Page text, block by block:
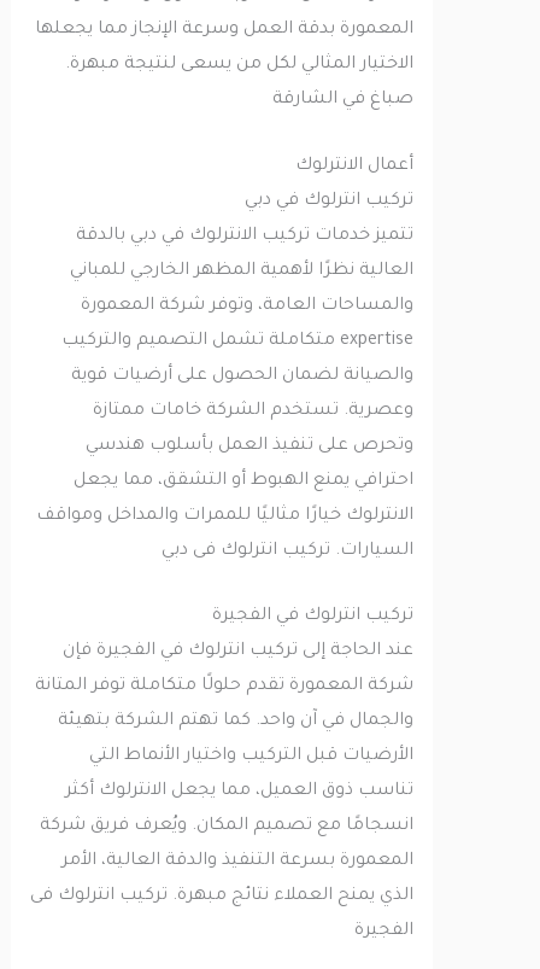
المعمورة بدقة العمل وسرعة الإنجاز مما يجعلها
الاختيار المثالي لكل من يسعى لنتيجة مبهرة.
صباغ في الشارقة
أعمال الانترلوك
تركيب انترلوك في دبي
تتميز خدمات تركيب الانترلوك في دبي بالدقة
العالية نظرًا لأهمية المظهر الخارجي للمباني
والمساحات العامة، وتوفر شركة المعمورة
expertise متكاملة تشمل التصميم والتركيب
والصيانة لضمان الحصول على أرضيات قوية
وعصرية. تستخدم الشركة خامات ممتازة
وتحرص على تنفيذ العمل بأسلوب هندسي
احترافي يمنع الهبوط أو التشقق، مما يجعل
الانترلوك خيارًا مثاليًا للممرات والمداخل ومواقف
السيارات. تركيب انترلوك فى دبي
تركيب انترلوك في الفجيرة
عند الحاجة إلى تركيب انترلوك في الفجيرة فإن
شركة المعمورة تقدم حلولًا متكاملة توفر المتانة
والجمال في آن واحد. كما تهتم الشركة بتهيئة
الأرضيات قبل التركيب واختيار الأنماط التي
تناسب ذوق العميل، مما يجعل الانترلوك أكثر
انسجامًا مع تصميم المكان. ويُعرف فريق شركة
المعمورة بسرعة التنفيذ والدقة العالية، الأمر
الذي يمنح العملاء نتائج مبهرة. تركيب انترلوك فى
الفجيرة